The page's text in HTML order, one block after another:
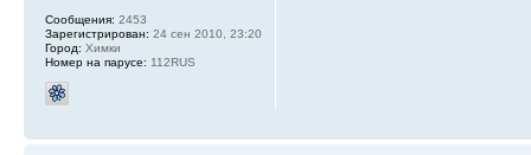
Сообщения: 2453
Зарегистрирован: 24 сен 2010, 23:20
Город: Химки
Номер на парусе: 112RUS